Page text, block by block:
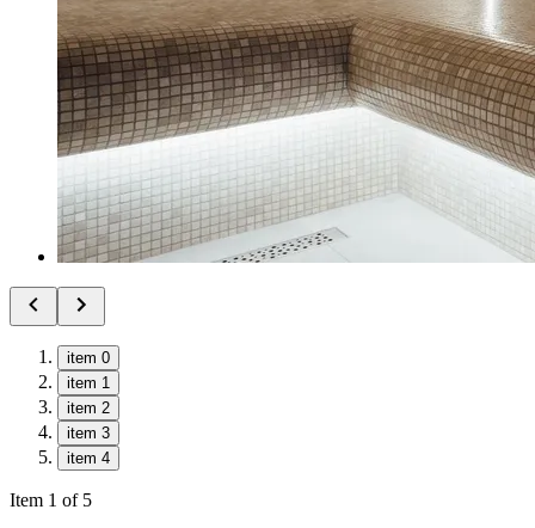
item 0
item 1
item 2
item 3
item 4
Item 1 of 5